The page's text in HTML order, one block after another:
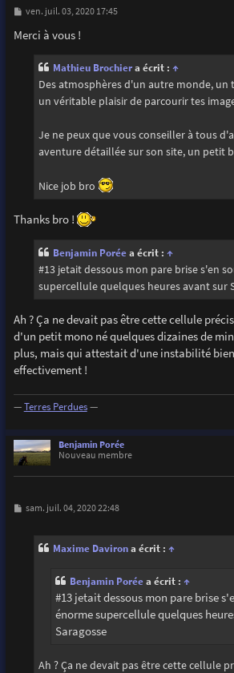
M
s
s
ven. juil. 03, 2020 17:45
Merci à vous !
Mathieu Brochiera écrit : ↑
Des atmosphères d'un autre monde, un
un véritable plaisir de parcourir tes
Je ne peux que vous conseiller à tous
aventure détaillée sur son site, un petit
Nice job bro
Thanks bro !
Benjamin Poréea écrit : ↑
#13 jetait dessous mon pare brise s'en
supercellule quelques heures avant sur
Ah ? Ça ne devait pas être cette cellule
d'un petit mono né quelques dizaines de
plus, mais qui attestait d'une instabilité
effectivement !
—Terres Perdues—
Benjamin Porée
Nouveau membre
M
sam. juil. 04, 2020 22:48
Maxime Davirona écrit : ↑
Benjamin Poréea écrit : ↑
#13 jetait dessous mon pare brise
énorme supercellule quelques
Saragosse
Ah ? Ça ne devait pas être cette cellule